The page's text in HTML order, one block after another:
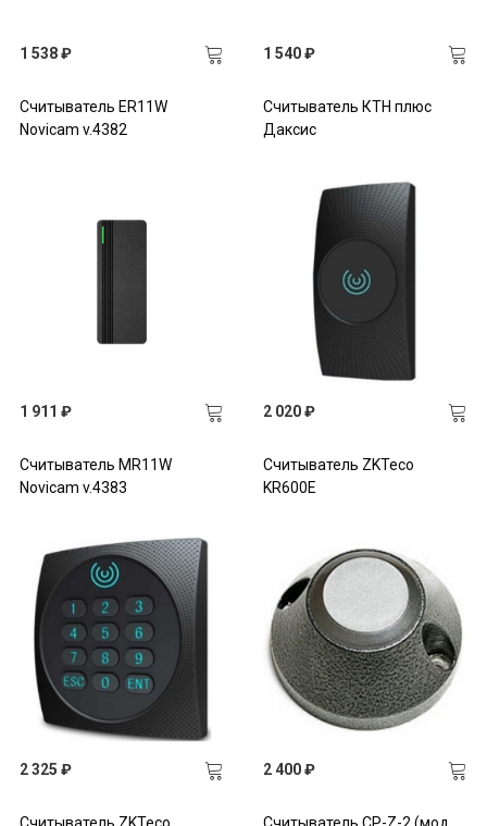
1 538 ₽
Считыватель ER11W
Novicam v.4382
1 540 ₽
Считыватель КТН плюс
Даксис
1 911 ₽
Считыватель MR11W
Novicam v.4383
2 020 ₽
Считыватель ZKTeco
KR600E
2 325 ₽ 2 400 ₽